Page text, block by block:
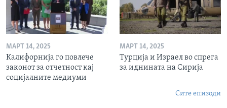
МАРТ 14, 2025
Калифорнија го повлече
законот за отчетност кај
социјалните медиуми
МАРТ 14, 2025
Турција и Израел во спрега
за иднината на Сирија
Сите епизоди